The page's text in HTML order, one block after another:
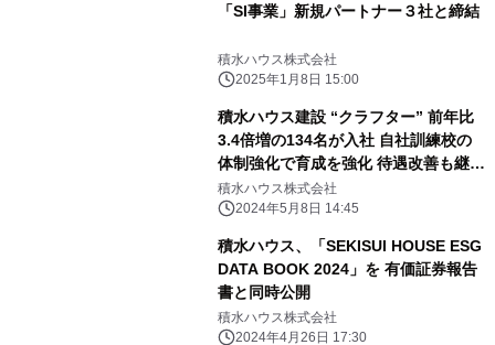
「SI事業」新規パートナー３社と締結
積水ハウス株式会社
2025年1月8日 15:00
積水ハウス建設 “クラフター” 前年比
3.4倍増の134名が入社 自社訓練校の
体制強化で育成を強化 待遇改善も継続
働く魅力をさらに向上
積水ハウス株式会社
2024年5月8日 14:45
積水ハウス、「SEKISUI HOUSE ESG
DATA BOOK 2024」を 有価証券報告
書と同時公開
積水ハウス株式会社
2024年4月26日 17:30